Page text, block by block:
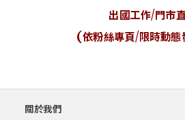
出國工作/門市
(依粉絲專頁/限時動
關於我們